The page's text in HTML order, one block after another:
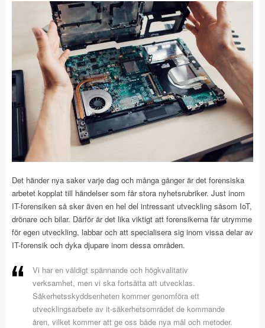
Det händer nya saker varje dag och många gånger är det forensiska
arbetet kopplat till händelser som får stora nyhetsrubriker. Just inom
IT-forensiken så sker även en hel del intressant utveckling såsom IoT,
drönare och bilar. Därför är det lika viktigt att forensikerna får utrymme
för egen utveckling, labbar och att specialisera sig inom vissa delar av
IT-forensik och dyka djupare inom dessa områden.
Vi har en väldigt spännande och högkvalitativ
verksamhet, men vi ska fortsätta att utvecklas.
Säkerhetsskyddsenheten kommer genomföra ett
utvecklingsarbete av it-säkerhetsområdet de kommande
åren, vilket kommer att ge oss både nya mål och metoder.